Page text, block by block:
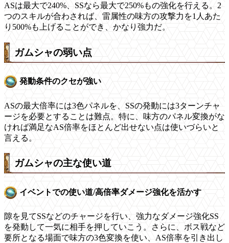
ASは最大で240%、SSなら最大で250%もの強化を行える。2
つのスキルが合わされば、雷属性の味方の攻撃力を1人あた
り500%も上げることができ、かなり強力だ。
ガムシャの弱い点
発動条件のクセが強い
ASの最大倍率には3色パネルを、SSの発動には3ターンチャ
ージを必要とすることは難点。特に、味方のパネル変換がな
ければ満足なAS倍率をほとんど出せない点は使いづらいと
言える。
ガムシャの主な使い道
イベントでの使い道/高倍率ダメージ強化を活かす
隙を見てSSなどのチャージを行い、強力なダメージ強化SS
を発動して一気に相手を押していこう。さらに、ボス戦など
要所となる場面で味方の3色変換を使い、AS倍率を引き出し